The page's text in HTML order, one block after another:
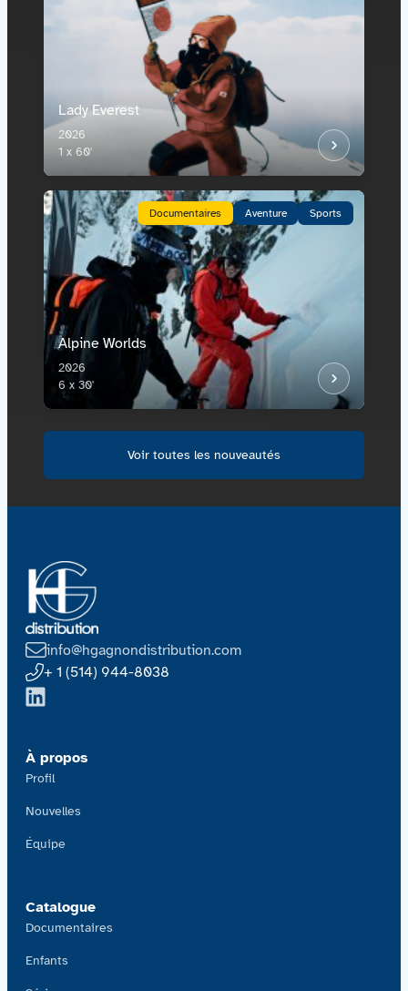
Lady Everest
2026
1 x 60'
Documentaires Aventure Sports
Alpine Worlds
2026
6 x 30'
Voir toutes les nouveautés
info@hgagnondistribution.com
+ 1 (514) 944-8038
À propos
Profil
Nouvelles
Équipe
Catalogue
Documentaires
Enfants